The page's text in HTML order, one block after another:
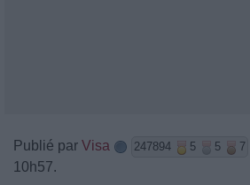
Publié par Visa 247894 5 5 7
10h57.